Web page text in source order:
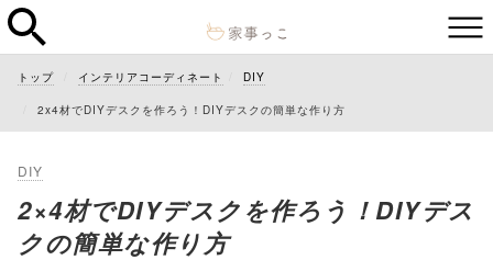
トップ インテリアコーディネート DIY
2x4材でDIYデスクを作ろう！DIYデスクの簡単な作り方
DIY
2×4材でDIYデスクを作ろう！DIYデス
クの簡単な作り方